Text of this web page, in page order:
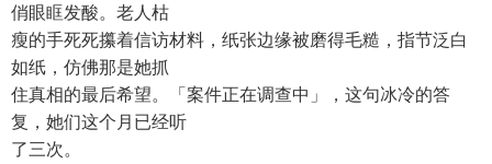
俏眼眶发酸。老人枯
瘦的手死死攥着信访材料，纸张边缘被磨得毛糙，指节泛白
如纸，仿佛那是她抓
住真相的最后希望。「案件正在调查中」，这句冰冷的答
复，她们这个月已经听
了三次。